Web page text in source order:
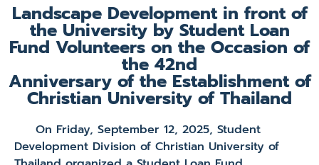
Landscape Development in front of
the University by Student Loan
Fund Volunteers on the Occasion of
the 42nd
Anniversary of the Establishment of
Christian University of Thailand
On Friday, September 12, 2025, Student
Development Division of Christian University of